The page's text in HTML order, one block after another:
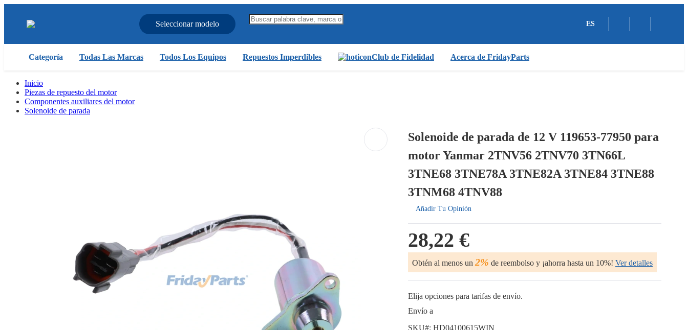
Seleccionar modelo ES
Categoría Todas Las Marcas Todos Los Equipos Repuestos Imperdibles Club de Fidelidad Acerca de FridayParts
Inicio
Piezas de repuesto del motor
Componentes auxiliares del motor
Solenoide de parada
Solenoide de parada de 12 V 119653-77950 para
motor Yanmar 2TNV56 2TNV70 3TN66L
3TNE68 3TNE78A 3TNE82A 3TNE84 3TNE88
3TNM68 4TNV88
Añadir Tu Opinión
28,22 €
Obtén al menos un 2% de reembolso y ¡ahorra hasta un 10%! Ver detalles
Elija opciones para tarifas de envío.
Envío a
SKU#: HD04100615WIN